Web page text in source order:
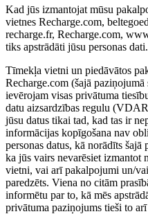
Kad jūs izmantojat mūsu
vietnes Recharge.com,
recharge.fr, Recharge.com,
tiks apstrādāti jūsu personas dati.
Tīmekļa vietni un piedāvātos
Recharge.com (šajā
ievērojam visas privātuma
datu aizsardzības regulu
jūsu datus tikai tad, kad tas ir
informācijas kopīgošana nav
personas datus, kā norādīts
ka jūs vairs nevarēsiet izmantot
vietni, vai arī pakalpojumi un/
paredzēts. Viena no citām
informētu par to, kā mēs
privātuma paziņojums tieši to arī